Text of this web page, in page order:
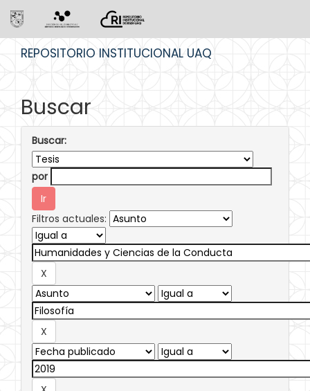
REPOSITORIO INSTITUCIONAL UAQ
Buscar
Buscar:
por
Filtros actuales: